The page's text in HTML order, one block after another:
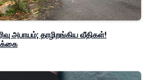
அபாயம்; தாழிறங்கிய வீதிகள்!